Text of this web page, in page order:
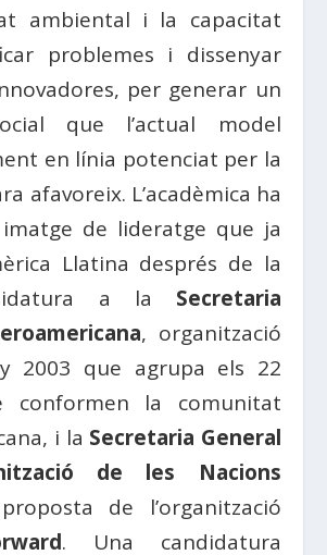
ambiental i la capacitat
problemes i dissenyar
per generar un
que l’actual model
en línia potenciat per la
afavoreix. L’acadèmica ha
de lideratge que ja
Llatina després de la
a la Secretaria
, organització
2003 que agrupa els 22
conformen la comunitat
i la Secretaria General
de les Nacions
de l’organització
. Una candidatura